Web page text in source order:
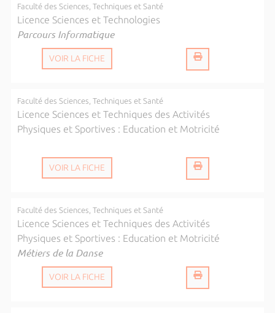
Faculté des Sciences, Techniques et Santé
Licence Sciences et Technologies
Parcours Informatique
VOIR LA FICHE
Faculté des Sciences, Techniques et Santé
Licence Sciences et Techniques des Activités
Physiques et Sportives : Education et Motricité
VOIR LA FICHE
Faculté des Sciences, Techniques et Santé
Licence Sciences et Techniques des Activités
Physiques et Sportives : Education et Motricité
Métiers de la Danse
VOIR LA FICHE